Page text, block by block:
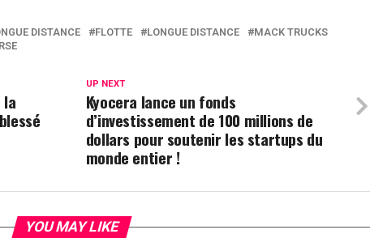
DISTANCE FLOTTE LONGUE DISTANCE
MACK TRUCKS
UP NEXT
Kyocera lance un fonds
d’investissement de 100 millions de
dollars pour soutenir les startups du
monde entier !
la
YOU MAY LIKE